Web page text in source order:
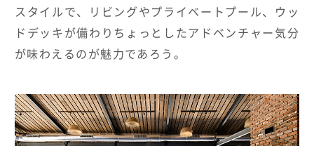
スタイルで、リビングやプライベートプール、ウッ
ドデッキが備わりちょっとしたアドベンチャー気分
が味わえるのが魅力であろう。